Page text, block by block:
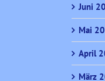
Juni
Mai
April
März